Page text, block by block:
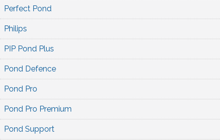
Perfect Pond
Philips
PIP Pond Plus
Pond Defence
Pond Pro
Pond Pro Premium
Pond Support